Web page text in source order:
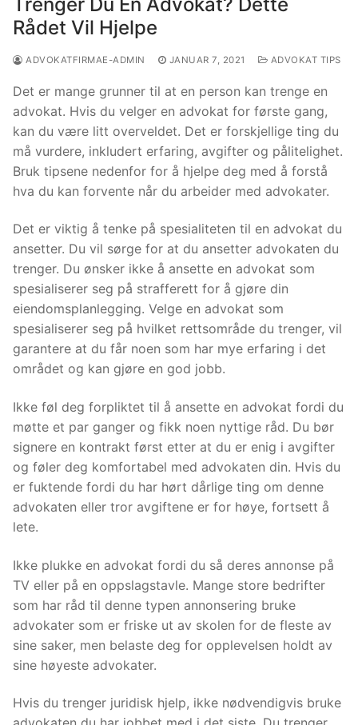
Rådet Vil Hjelpe
ADVOKATFIRMAE-ADMIN JANUAR 7, 2021 ADVOKAT TIPS
Det er mange grunner til at en person kan trenge en
advokat. Hvis du velger en advokat for første gang,
kan du være litt overveldet. Det er forskjellige ting du
må vurdere, inkludert erfaring, avgifter og pålitelighet.
Bruk tipsene nedenfor for å hjelpe deg med å forstå
hva du kan forvente når du arbeider med advokater.
Det er viktig å tenke på spesialiteten til en advokat du
ansetter. Du vil sørge for at du ansetter advokaten du
trenger. Du ønsker ikke å ansette en advokat som
spesialiserer seg på strafferett for å gjøre din
eiendomsplanlegging. Velge en advokat som
spesialiserer seg på hvilket rettsområde du trenger, vil
garantere at du får noen som har mye erfaring i det
området og kan gjøre en god jobb.
Ikke føl deg forpliktet til å ansette en advokat fordi du
møtte et par ganger og fikk noen nyttige råd. Du bør
signere en kontrakt først etter at du er enig i avgifter
og føler deg komfortabel med advokaten din. Hvis du
er fuktende fordi du har hørt dårlige ting om denne
advokaten eller tror avgiftene er for høye, fortsett å
lete.
Ikke plukke en advokat fordi du så deres annonse på
TV eller på en oppslagstavle. Mange store bedrifter
som har råd til denne typen annonsering bruke
advokater som er friske ut av skolen for de fleste av
sine saker, men belaste deg for opplevelsen holdt av
sine høyeste advokater.
Hvis du trenger juridisk hjelp, ikke nødvendigvis bruke